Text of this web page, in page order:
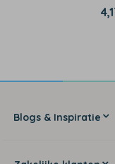
Blogs & Inspiratie